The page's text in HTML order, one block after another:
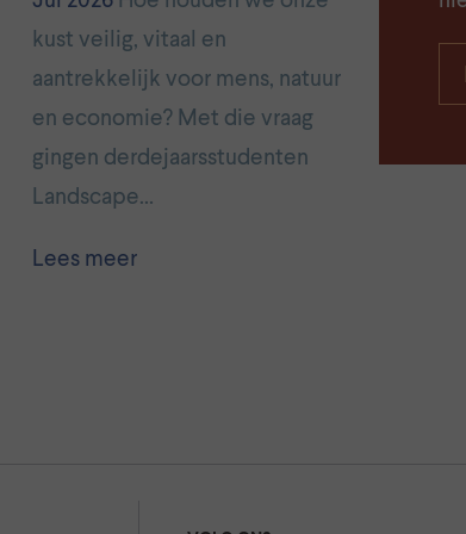
kust veilig, vitaal en
aantrekkelijk voor mens, natuur
en economie? Met die vraag
gingen derdejaarsstudenten
Landscape…
Lees meer